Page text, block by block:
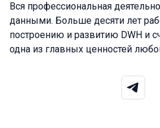
Вся профессиональная
данными. Больше десяти лет
построению и развитию DWH и
одна из главных ценностей